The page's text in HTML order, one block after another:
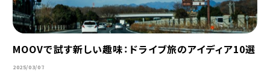
MOOVで試す新しい趣味：ドライブ旅のアイディア10選
2025/03/07